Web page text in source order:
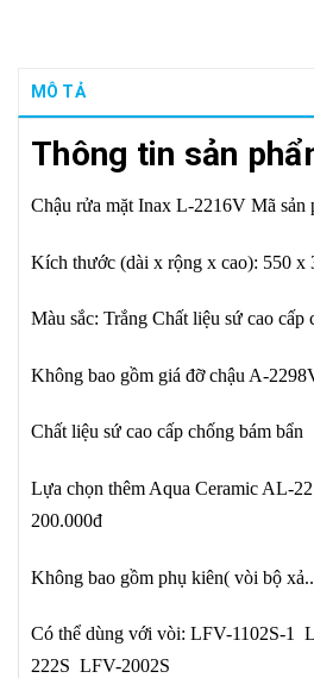
MÔ TẢ
Thông tin sản
Chậu rửa mặt Inax L-2216V Mã sản
Kích thước (dài x rộng x cao): 550 x
Màu sắc: Trắng​ Chất liệu sứ cao cấp
Không bao gồm giá đỡ chậu A-
Chất liệu sứ cao cấp chống bám bẩn
Lựa chọn thêm Aqua Ceramic AL-
200.000đ
Không bao gồm phụ kiên( vòi bộ
Có thể dùng với vòi: LFV-1102S-1
222S LFV-2002S